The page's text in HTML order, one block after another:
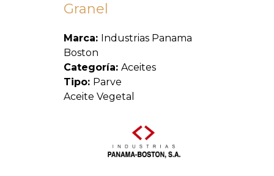
Granel
Marca: Industrias Panama
Boston
Categoría: Aceites
Tipo: Parve
Aceite Vegetal